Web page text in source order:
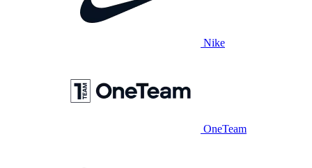
Nike
OneTeam